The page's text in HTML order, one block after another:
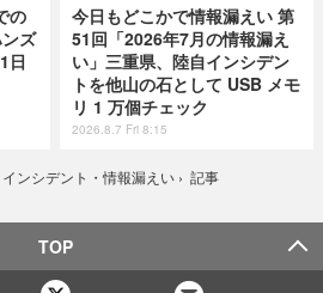
の
ズ
日
今日もどこかで情報漏えい 第
51回「2026年7月の情報漏え
い」三重県、陸自インシデン
トを他山の石として USB メモ
リ 1 万個チェック
2026.8.7 Fri 8:15
インシデント・情報漏えい › 記事
TOP